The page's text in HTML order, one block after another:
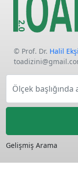
© Prof. Dr. Halil Ekşi
Ölçek başlığında
Gelişmiş Arama